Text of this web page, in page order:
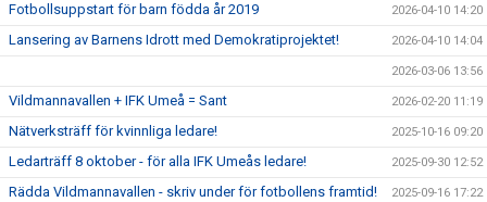
Fotbollsuppstart för barn födda år 2019 2026-04-10 14:20
Lansering av Barnens Idrott med Demokratiprojektet! 2026-04-10 14:04
2026-03-06 13:56
Vildmannavallen + IFK Umeå = Sant 2026-02-20 11:19
Nätverksträff för kvinnliga ledare! 2025-10-16 09:20
Ledarträff 8 oktober - för alla IFK Umeås ledare! 2025-09-30 12:52
Rädda Vildmannavallen - skriv under för fotbollens framtid! 2025-09-16 17:22